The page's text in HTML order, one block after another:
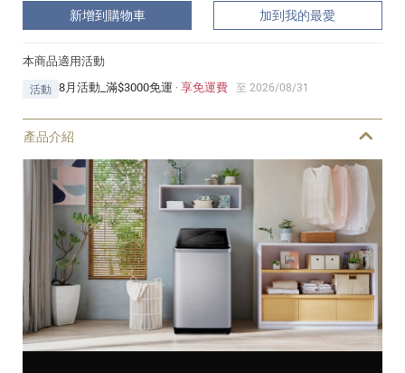
新增到購物車 加到我的最愛
本商品適用活動
活動 8月活動_滿$3000免運 ·享免運費 至 2026/08/31
產品介紹